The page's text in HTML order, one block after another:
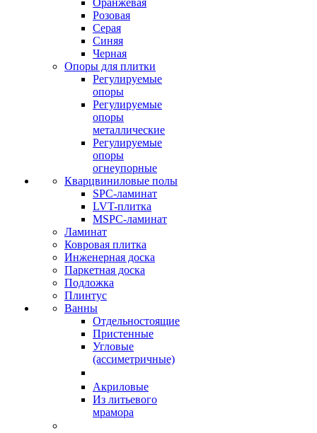
Оранжевая
Розовая
Серая
Синяя
Черная
Опоры для плитки
Регулируемые
опоры
Регулируемые
опоры
металлические
Регулируемые
опоры
огнеупорные
Кварцвиниловые полы
SPC-ламинат
LVT-плитка
MSPC-ламинат
Ламинат
Ковровая плитка
Инженерная доска
Паркетная доска
Подложка
Плинтус
Ванны
Отдельностоящие
Пристенные
Угловые
(ассиметричные)
Акриловые
Из литьевого
мрамора